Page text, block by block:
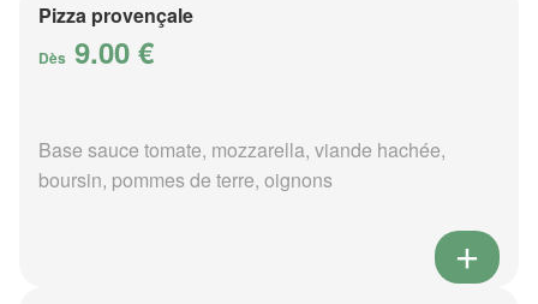
Pizza provençale
Dès 9.00 €
Base sauce tomate, mozzarella, viande hachée,
boursin, pommes de terre, oignons